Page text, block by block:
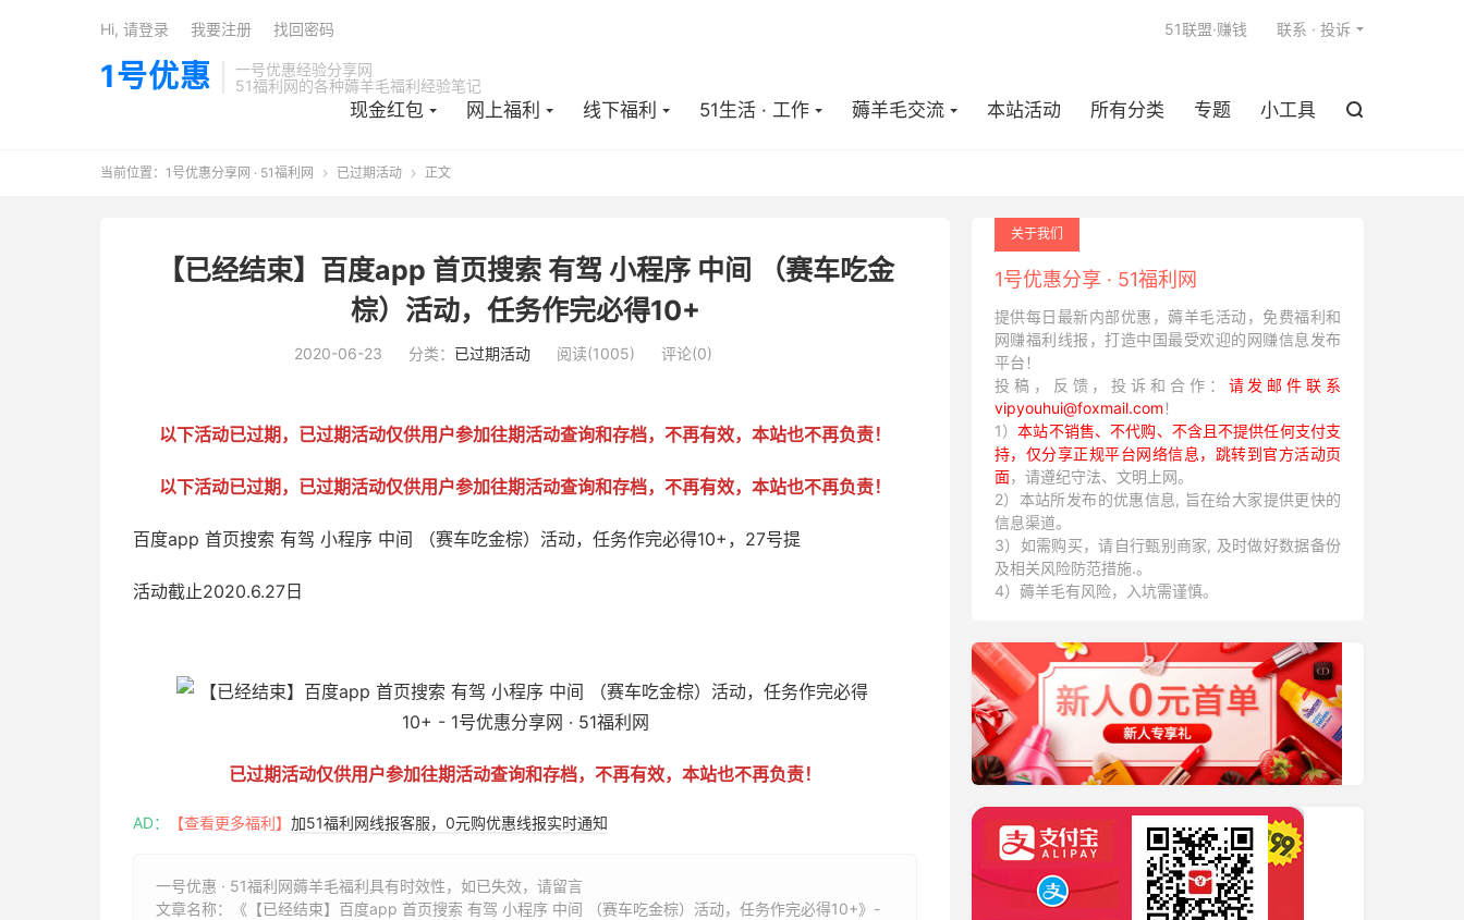
1号优惠
一号优惠经验分享网
51福利网的各种薅羊毛福利经验笔记
现金红包 网上福利 线下福利 51生活 · 工作 薅羊毛交流 本站活动 所有分类 专题 小工具 
51联盟·赚钱 联系 · 投诉
Hi, 请登录 我要注册 找回密码
当前位置： 1号优惠分享网 · 51福利网  已过期活动  正文
【已经结束】百度app 首页搜索 有驾 小程序 中间 （赛车吃金
棕）活动，任务作完必得10+
2020-06-23 分类： 已过期活动 阅读(1005) 评论(0)
以下活动已过期，已过期活动仅供用户参加往期活动查询和存档，不再有效，本站也不再负责！
以下活动已过期，已过期活动仅供用户参加往期活动查询和存档，不再有效，本站也不再负责！
百度app 首页搜索 有驾 小程序 中间 （赛车吃金棕）活动，任务作完必得10+，27号提
活动截止2020.6.27日
已过期活动仅供用户参加往期活动查询和存档，不再有效，本站也不再负责！
AD： 【查看更多福利】 加51福利网线报客服，0元购优惠线报实时通知
一号优惠 · 51福利网薅羊毛福利具有时效性，如已失效，请留言
文章名称：
《【已经结束】百度app 首页搜索 有驾 小程序 中间 （赛车吃金棕）活动，任务作完必得10+》-
关于我们
1号优惠分享 · 51福利网
提供每日最新内部优惠，薅羊毛活动，免费福利和
网赚福利线报，打造中国最受欢迎的网赚信息发布
平台！
投稿，反馈，投诉和合作： 请发邮件联系
vipyouhui@foxmail.com！
1）本站不销售、不代购、不含且不提供任何支付支
持，仅分享正规平台网络信息，跳转到官方活动页
面，请遵纪守法、文明上网。
2）本站所发布的优惠信息, 旨在给大家提供更快的
信息渠道。
3）如需购买，请自行甄别商家, 及时做好数据备份
及相关风险防范措施.。
4）薅羊毛有风险，入坑需谨慎。